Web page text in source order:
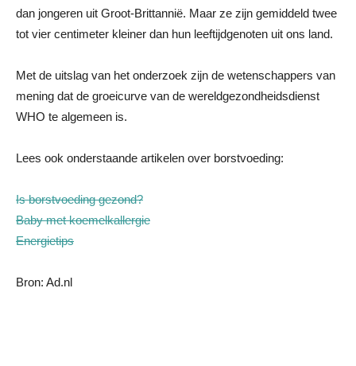
dan jongeren uit Groot-Brittannië. Maar ze zijn gemiddeld twee
tot vier centimeter kleiner dan hun leeftijdgenoten uit ons land.
Met de uitslag van het onderzoek zijn de wetenschappers van
mening dat de groeicurve van de wereldgezondheidsdienst
WHO te algemeen is.
Lees ook onderstaande artikelen over borstvoeding:
Is borstvoeding gezond?
Baby met koemelkallergie
Energietips
Bron: Ad.nl